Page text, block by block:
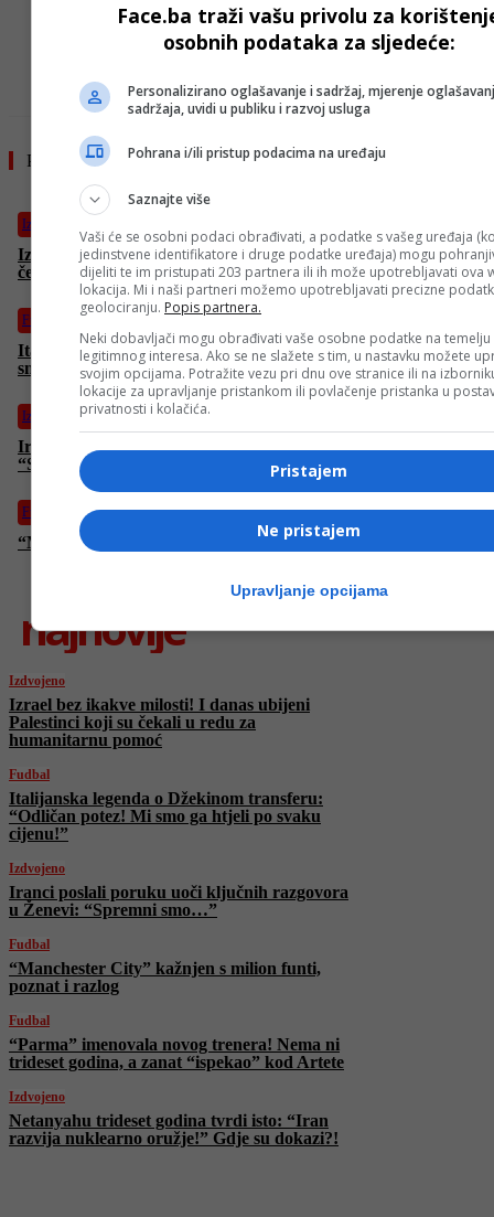
- OGLAS -
Pročitajte još
Izdvojeno
Izrael bez ikakve milosti! I danas ubijeni Palestinci koji su
čekali u redu za humanitarnu pomoć
Fudbal
Italijanska legenda o Džekinom transferu: “Odličan potez! Mi
smo ga htjeli po svaku cijenu!”
Izdvojeno
Iranci poslali poruku uoči ključnih razgovora u Ženevi:
“Spremni smo…”
Fudbal
“Manchester City” kažnjen s milion funti, poznat i razlog
najnovije
Izdvojeno
Izrael bez ikakve milosti! I danas ubijeni
Palestinci koji su čekali u redu za
humanitarnu pomoć
Fudbal
Italijanska legenda o Džekinom transferu:
“Odličan potez! Mi smo ga htjeli po svaku
cijenu!”
Izdvojeno
Iranci poslali poruku uoči ključnih razgovora
u Ženevi: “Spremni smo…”
Fudbal
“Manchester City” kažnjen s milion funti,
poznat i razlog
Fudbal
“Parma” imenovala novog trenera! Nema ni
trideset godina, a zanat “ispekao” kod Artete
Izdvojeno
Netanyahu trideset godina tvrdi isto: “Iran
razvija nuklearno oružje!” Gdje su dokazi?!
Face.ba traži vašu privolu za
osobnih podataka za sljedeće:
Personalizirano oglašavanje i sadržaj, mjerenje
sadržaja, uvidi u publiku i razvoj usluga
Pohrana i/ili pristup podacima na uređaju
Saznajte više
Vaši će se osobni podaci obrađivati, a podatke s vašeg uređaja
jedinstvene identifikatore i druge podatke uređaja) mogu
dijeliti te im pristupati 203 partnera ili ih može upotrebljavati ova
lokacija. Mi i naši partneri možemo upotrebljavati precizne
geolociranju. Popis partnera.
Neki dobavljači mogu obrađivati vaše osobne podatke na temelju
legitimnog interesa. Ako se ne slažete s tim, u nastavku možete
svojim opcijama. Potražite vezu pri dnu ove stranice ili na
lokacije za upravljanje pristankom ili povlačenje pristanka u
privatnosti i kolačića.
Pristajem
Ne pristajem
Upravljanje opcijama